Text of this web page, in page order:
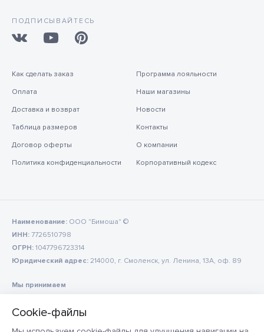
ПОДПИСЫВАЙТЕСЬ
Как сделать заказ
Оплата
Доставка и возврат
Таблица размеров
Договор оферты
Политика конфиденциальности
Программа лояльности
Наши магазины
Новости
Контакты
О компании
Корпоративный кодекс
Наименование: ООО "Бимоша" ©
ИНН: 7726510798
ОГРН: 1047796723314
Юридический адрес: 214000, г. Смоленск, ул. Ленина, 13А, оф. 89
Мы принимаем